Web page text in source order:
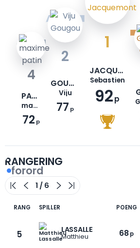
1
JACQUEMONT
Sebastien
92p
2
GOUGOU
Viju
77 p
4
PATIN
maxime
72 p
RANGERING
forord
RANG SPILLER POENG
5 LASSALLE
Matthieu 68 p